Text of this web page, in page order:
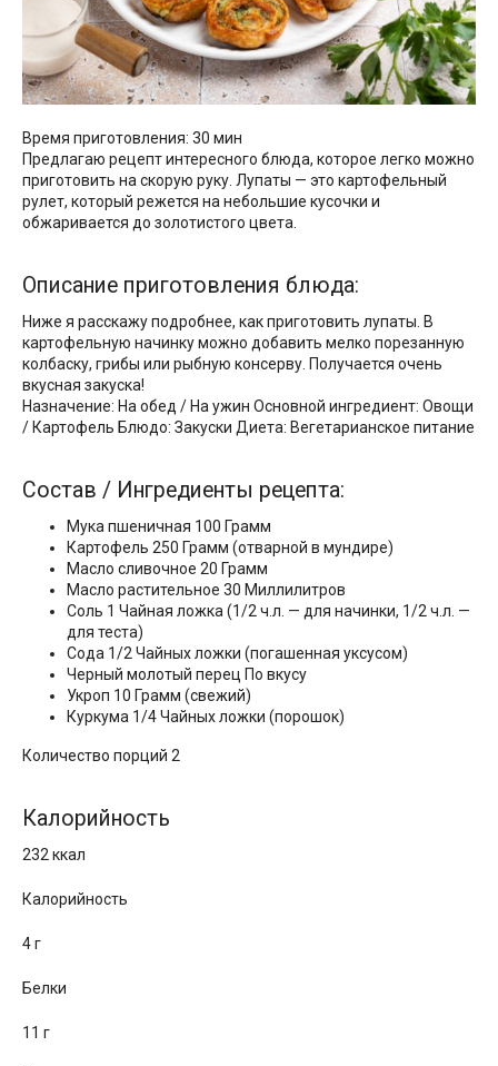
Время приготовления: 30 мин
Предлагаю рецепт интересного блюда, которое легко можно
приготовить на скорую руку. Лупаты — это картофельный
рулет, который режется на небольшие кусочки и
обжаривается до золотистого цвета.
Описание приготовления блюда:
Ниже я расскажу подробнее, как приготовить лупаты. В
картофельную начинку можно добавить мелко порезанную
колбаску, грибы или рыбную консерву. Получается очень
вкусная закуска!
Назначение: На обед / На ужин Основной ингредиент: Овощи
/ Картофель Блюдо: Закуски Диета: Вегетарианское питание
Состав / Ингредиенты рецепта:
Мука пшеничная 100 Грамм
Картофель 250 Грамм (отварной в мундире)
Масло сливочное 20 Грамм
Масло растительное 30 Миллилитров
Соль 1 Чайная ложка (1/2 ч.л. — для начинки, 1/2 ч.л. —
для теста)
Сода 1/2 Чайных ложки (погашенная уксусом)
Черный молотый перец По вкусу
Укроп 10 Грамм (свежий)
Куркума 1/4 Чайных ложки (порошок)
Количество порций 2
Калорийность
232 ккал
Калорийность
4 г
Белки
11 г